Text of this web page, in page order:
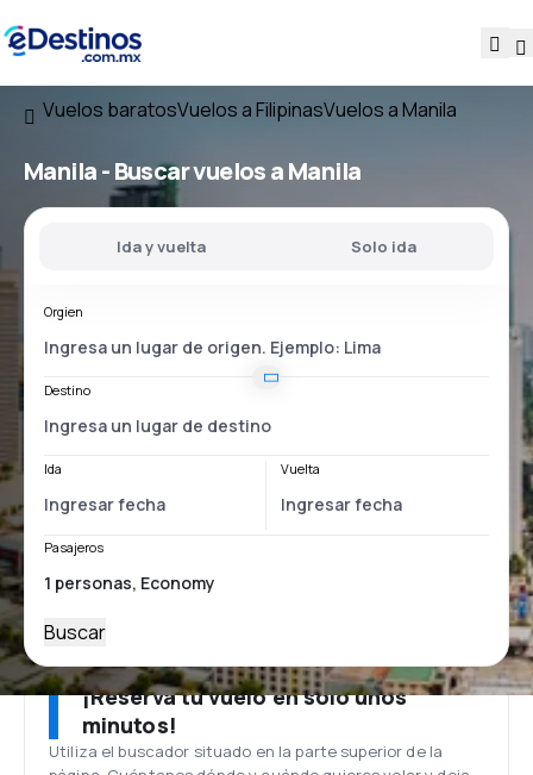
Vuelos baratosVuelos a FilipinasVuelos a Manila
Manila - Buscar vuelos a Manila
Ida y vuelta Solo ida
Orgien
Destino
Ida Vuelta
Pasajeros
Buscar
¡Reserva tu vuelo en solo unos
minutos!
Utiliza el buscador situado en la parte superior de la